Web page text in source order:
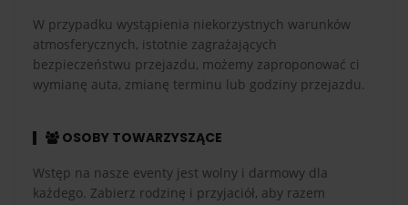
W przypadku wystąpienia niekorzystnych warunków
atmosferycznych, istotnie zagrażających
bezpieczeństwu przejazdu, możemy zaproponować ci
wymianę auta, zmianę terminu lub godziny przejazdu.
OSOBY TOWARZYSZĄCE
Wstęp na nasze eventy jest wolny i darmowy dla
każdego. Zabierz rodzinę i przyjaciół, aby razem